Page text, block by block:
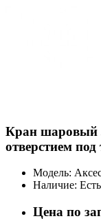
Кран шаровый
отверстием
Модель:
Наличие:
Цена по